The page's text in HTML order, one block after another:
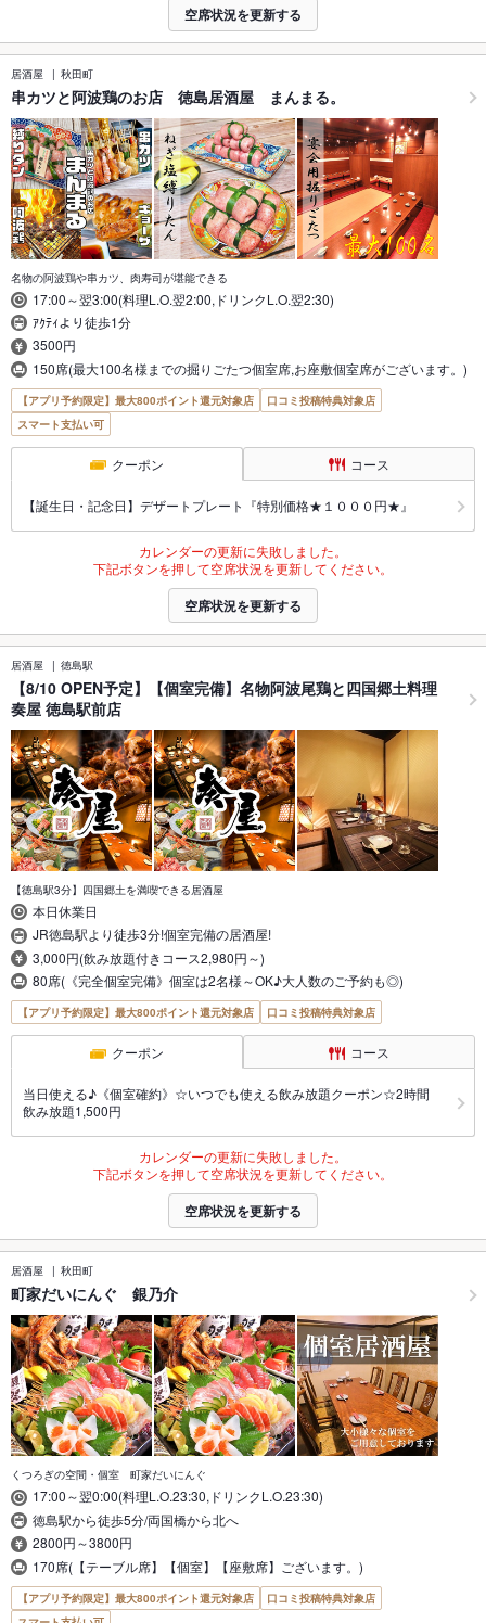
空席状況を更新する
居酒屋 秋田町
串カツと阿波鶏のお店 徳島居酒屋 まんまる。
名物の阿波鶏や串カツ、肉寿司が堪能できる
17:00～翌3:00(料理L.O.翌2:00,ドリンクL.O.翌2:30)
ｱｸﾃｨより徒歩1分
3500円
150席(最大100名様までの掘りごたつ個室席,お座敷個室席がございます。)
【アプリ予約限定】最大800ポイント還元対象店
口コミ投稿特典対象店
スマート支払い可
クーポン コース
【誕生日・記念日】デザートプレート『特別価格★１０００円★』
カレンダーの更新に失敗しました。
下記ボタンを押して空席状況を更新してください。
空席状況を更新する
居酒屋 徳島駅
【8/10 OPEN予定】【個室完備】名物阿波尾鶏と四国郷土料理
奏屋 徳島駅前店
【徳島駅3分】四国郷土を満喫できる居酒屋
本日休業日
JR徳島駅より徒歩3分!個室完備の居酒屋!
3,000円(飲み放題付きコース2,980円～)
80席(《完全個室完備》個室は2名様～OK♪大人数のご予約も◎)
【アプリ予約限定】最大800ポイント還元対象店 口コミ投稿特典対象店
クーポン コース
当日使える♪《個室確約》☆いつでも使える飲み放題クーポン☆2時間
飲み放題1,500円
カレンダーの更新に失敗しました。
下記ボタンを押して空席状況を更新してください。
空席状況を更新する
居酒屋 秋田町
町家だいにんぐ 銀乃介
くつろぎの空間・個室 町家だいにんぐ
17:00～翌0:00(料理L.O.23:30,ドリンクL.O.23:30)
徳島駅から徒歩5分/両国橋から北へ
2800円～3800円
170席(【テーブル席】【個室】【座敷席】ございます。)
【アプリ予約限定】最大800ポイント還元対象店
口コミ投稿特典対象店